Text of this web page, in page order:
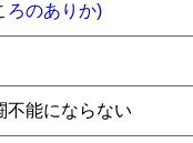
ろのありか)
不能にならない